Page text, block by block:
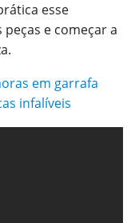
esse
e começar a
em garrafa
infalíveis